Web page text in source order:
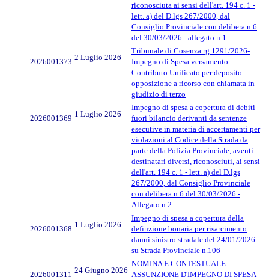
riconosciuta ai sensi dell'art. 194 c. 1 -
lett. a) del D.lgs 267/2000, dal
Consiglio Provinciale con delibera n.6
del 30/03/2026 - allegato n.1
2026001373 2 Luglio 2026
Tribunale di Cosenza rg.1291/2026-
Impegno di Spesa versamento
Contributo Unificato per deposito
opposizione a ricorso con chiamata in
giudizio di terzo
2026001369 1 Luglio 2026
Impegno di spesa a copertura di debiti
fuori bilancio derivanti da sentenze
esecutive in materia di accertamenti per
violazioni al Codice della Strada da
parte della Polizia Provinciale, aventi
destinatari diversi, riconosciuti, ai sensi
dell'art. 194 c. 1 - lett. a) del D.lgs
267/2000, dal Consiglio Provinciale
con delibera n.6 del 30/03/2026 -
Allegato n.2
2026001368 1 Luglio 2026
Impegno di spesa a copertura della
definzione bonaria per risarcimento
danni sinistro stradale del 24/01/2026
su Strada Provinciale n.106
2026001311 24 Giugno 2026
NOMINA E CONTESTUALE
ASSUNZIONE D'IMPEGNO DI SPESA